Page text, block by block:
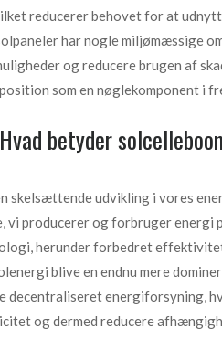
reducerer behovet for at
har nogle miljømæssige
og reducere brugen af
som en nøglekomponent i
betyder
skelsættende udvikling i vores
vi producerer og forbruger energi
herunder forbedret
blive en endnu mere
decentraliseret energiforsyning,
og dermed reducere